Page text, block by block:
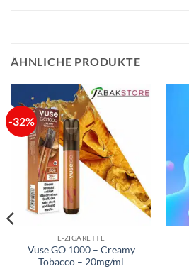
ÄHNLICHE PRODUKTE
-32%
E-ZIGARETTE
Vuse GO 1000 – Creamy
Tobacco – 20mg/ml